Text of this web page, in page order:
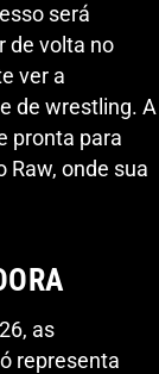
será
de volta no
ver a
de wrestling. A
pronta para
onde sua
as
representa